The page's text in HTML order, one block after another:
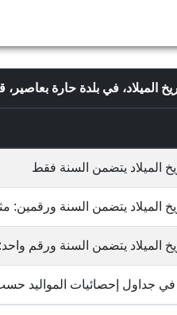
الميلاد، في بلدة حارة
الميلاد يتضمن السنة فقط
يتضمن السنة ورقمين: مثلاً
الميلاد يتضمن السنة ورقم واحد: مثلاً
في جداول إحصائيات المواليد